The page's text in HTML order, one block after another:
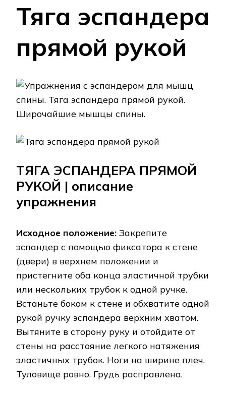
Тяга эспандера
прямой рукой
ТЯГА ЭСПАНДЕРА ПРЯМОЙ
РУКОЙ | описание
упражнения
Исходное положение: Закрепите
эспандер с помощью фиксатора к стене
(двери) в верхнем положении и
пристегните оба конца эластичной трубки
или нескольких трубок к одной ручке.
Встаньте боком к стене и обхватите одной
рукой ручку эспандера верхним хватом.
Вытяните в сторону руку и отойдите от
стены на расстояние легкого натяжения
эластичных трубок. Ноги на ширине плеч.
Туловище ровно. Грудь расправлена.